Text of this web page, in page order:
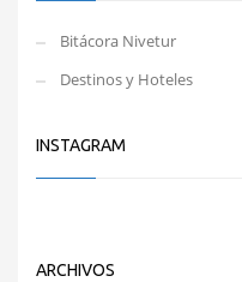
Bitácora Nivetur
Destinos y Hoteles
INSTAGRAM
ARCHIVOS